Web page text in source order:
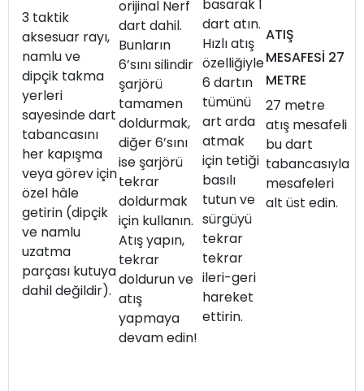
3 taktik
aksesuar rayı,
namlu ve
dipçik takma
yerleri
sayesinde dart
tabancasını
her kapışma
veya görev için
özel hâle
getirin (dipçik
ve namlu
uzatma
parçası kutuya
dahil değildir).
orijinal Nerf
dart dahil.
Bunların
6’sını silindir
şarjörü
tamamen
doldurmak,
diğer 6’sını
ise şarjörü
tekrar
doldurmak
için kullanın.
Atış yapın,
tekrar
doldurun ve
atış
yapmaya
devam edin!
basarak 1
dart atın.
Hızlı atış
özelliğiyle
6 dartın
tümünü
art arda
atmak
için tetiği
basılı
tutun ve
sürgüyü
tekrar
tekrar
ileri-geri
hareket
ettirin.
ATIŞ
MESAFESİ 27
METRE
27 metre
atış mesafeli
bu dart
tabancasıyla
mesafeleri
alt üst edin.